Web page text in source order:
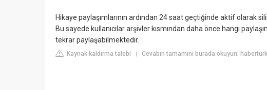
Hikaye paylaşımlarının ardından 24 saat geçtiğinde aktif olarak
Bu sayede kullanıcılar arşivler kısmından daha önce hangi
tekrar paylaşabilmektedir.
Kaynak kaldırma talebi | Cevabın tamamını burada okuyun: